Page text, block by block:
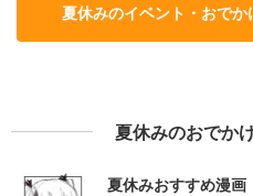
夏休みのイベント・おで
夏休みのおでか
夏休みおすすめ漫画